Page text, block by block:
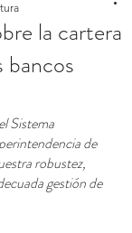
la cartera
bancos
Sistema
de
robustez,
gestión de